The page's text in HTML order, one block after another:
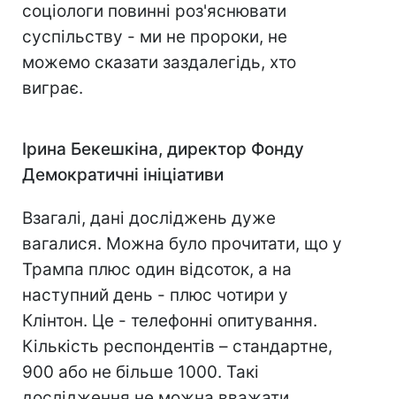
соціологи повинні роз'яснювати
суспільству - ми не пророки, не
можемо сказати заздалегідь, хто
виграє.
Ірина Бекешкіна, директор Фонду
Демократичні ініціативи
Взагалі, дані досліджень дуже
вагалися. Можна було прочитати, що у
Трампа плюс один відсоток, а на
наступний день - плюс чотири у
Клінтон. Це - телефонні опитування.
Кількість респондентів – стандартне,
900 або не більше 1000. Такі